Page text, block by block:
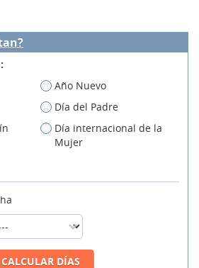
Año Nuevo
Día del Padre
Día internacional de la
Mujer